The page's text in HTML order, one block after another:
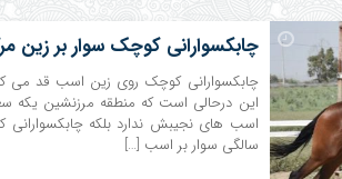
چابکسوارانی کوچک سوار بر زین
چابکسوارانی کوچک روی زین اسب قد می
این درحالی است که منطقه مرزنشین یکه
سالگی سوار بر اسب […]